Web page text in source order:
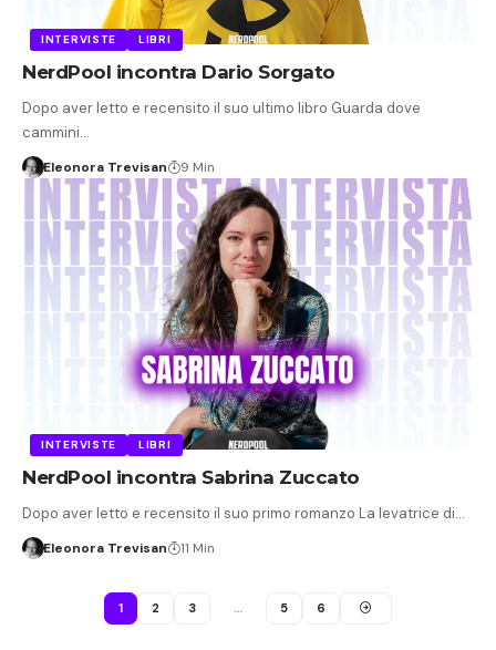
INTERVISTE LIBRI
NerdPool incontra Dario Sorgato
Dopo aver letto e recensito il suo ultimo libro Guarda dove
cammini…
Eleonora Trevisan 9 Min
INTERVISTE LIBRI
NerdPool incontra Sabrina Zuccato
Dopo aver letto e recensito il suo primo romanzo La levatrice di…
Eleonora Trevisan 11 Min
1 2 3 … 5 6